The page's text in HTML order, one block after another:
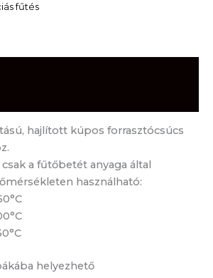
fűtés
hajlított kúpos forrasztócsúcs
a fűtőbetét anyaga által
használható:
helyezhető